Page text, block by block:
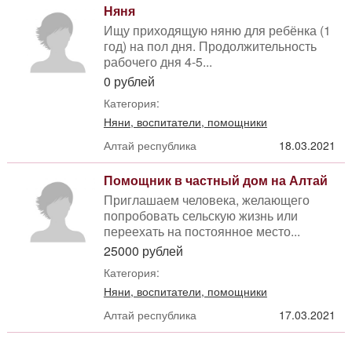
Няня
Ищу приходящую няню для ребёнка (1
год) на пол дня. Продолжительность
рабочего дня 4-5...
0 рублей
Категория:
Няни, воспитатели, помощники
Алтай республика
18.03.2021
Помощник в частный дом на Алтай
Приглашаем человека, желающего
попробовать сельскую жизнь или
переехать на постоянное место...
25000 рублей
Категория:
Няни, воспитатели, помощники
Алтай республика
17.03.2021